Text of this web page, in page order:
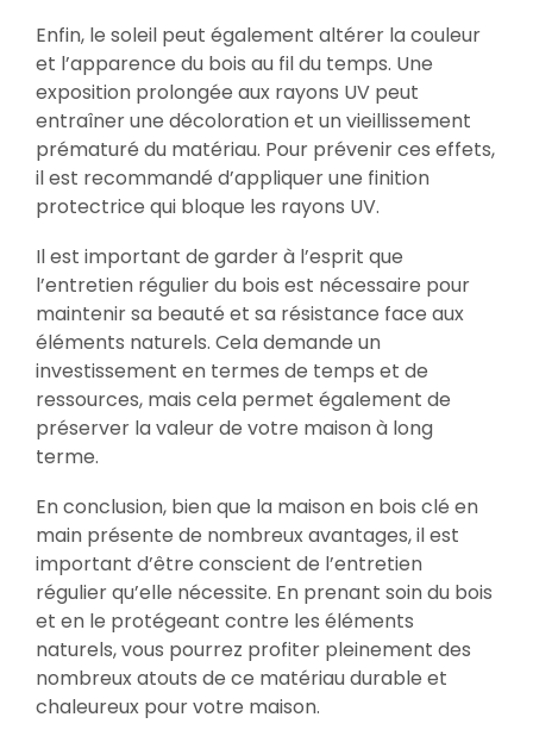
Enfin, le soleil peut également altérer la couleur
et l’apparence du bois au fil du temps. Une
exposition prolongée aux rayons UV peut
entraîner une décoloration et un vieillissement
prématuré du matériau. Pour prévenir ces effets,
il est recommandé d’appliquer une finition
protectrice qui bloque les rayons UV.
Il est important de garder à l’esprit que
l’entretien régulier du bois est nécessaire pour
maintenir sa beauté et sa résistance face aux
éléments naturels. Cela demande un
investissement en termes de temps et de
ressources, mais cela permet également de
préserver la valeur de votre maison à long
terme.
En conclusion, bien que la maison en bois clé en
main présente de nombreux avantages, il est
important d’être conscient de l’entretien
régulier qu’elle nécessite. En prenant soin du bois
et en le protégeant contre les éléments
naturels, vous pourrez profiter pleinement des
nombreux atouts de ce matériau durable et
chaleureux pour votre maison.